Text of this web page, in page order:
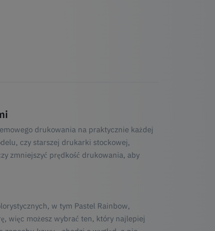
drukowania na praktycznie każdej
czy starszej drukarki stockowej,
zmniejszyć prędkość drukowania, aby
w tym Pastel Rainbow,
więc możesz wybrać ten, który najlepiej